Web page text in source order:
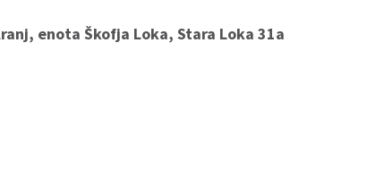
enota Škofja Loka, Stara Loka 31a